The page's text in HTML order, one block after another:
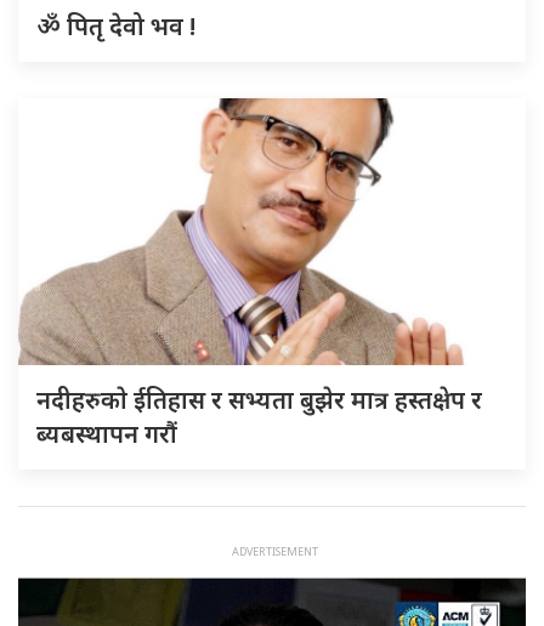
ॐ पितृ देवो भव !
नदीहरुकाे ईतिहास र सभ्यता बुझेर मात्र हस्तक्षेप र
ब्यबस्थापन गराैं